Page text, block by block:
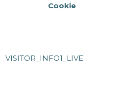
Cookie
VISITOR_INFO1_LIVE